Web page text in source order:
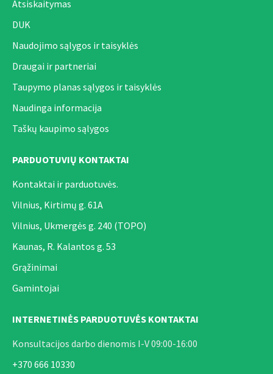
Atsiskaitymas
DUK
Naudojimo sąlygos ir taisyklės
Draugai ir partneriai
Taupymo planas sąlygos ir taisyklės
Naudinga informacija
Taškų kaupimo sąlygos
PARDUOTUVIŲ KONTAKTAI
Kontaktai ir parduotuvės.
Vilnius, Kirtimų g. 61A
Vilnius, Ukmergės g. 240 (TOPO)
Kaunas, R. Kalantos g. 53
Grąžinimai
Gamintojai
INTERNETINĖS PARDUOTUVĖS KONTAKTAI
Konsultacijos darbo dienomis I-V 09:00-16:00
+370 666 10330